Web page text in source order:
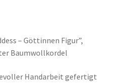
– Göttinnen Figur”,
Baumwollkordel
Handarbeit gefertigt